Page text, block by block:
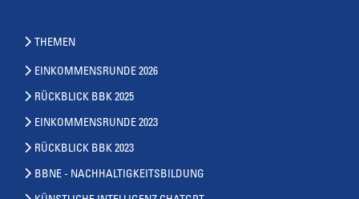
THEMEN
EINKOMMENSRUNDE 2026
RÜCKBLICK BBK 2025
EINKOMMENSRUNDE 2023
RÜCKBLICK BBK 2023
BBNE - NACHHALTIGKEITSBILDUNG